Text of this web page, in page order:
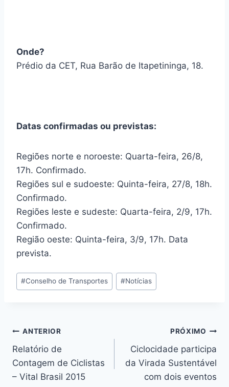
Onde?
Prédio da CET, Rua Barão de Itapetininga, 18.
Datas confirmadas ou previstas:
Regiões norte e noroeste: Quarta-feira, 26/8,
17h. Confirmado.
Regiões sul e sudoeste: Quinta-feira, 27/8, 18h.
Confirmado.
Regiões leste e sudeste: Quarta-feira, 2/9, 17h.
Confirmado.
Região oeste: Quinta-feira, 3/9, 17h. Data
prevista.
Tags
do
#Conselho de Transportes #Notícias
Navegação
de
Post
ANTERIOR
Relatório de
Contagem de Ciclistas
– Vital Brasil 2015
PRÓXIMO
Ciclocidade participa
da Virada Sustentável
com dois eventos